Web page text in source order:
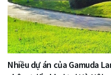
Nhiều dự án của Gamuda